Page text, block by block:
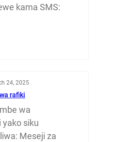
kama SMS:
24, 2025
rafiki
wa
yako siku
Meseji za